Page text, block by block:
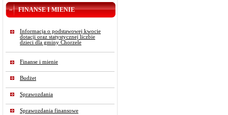
FINANSE I MIENIE
Informacja o podstawowej kwocie
dotacji oraz statystycznej liczbie
dzieci dla gminy Chorzele
Finanse i mienie
Budżet
Sprawozdania
Sprawozdania finansowe